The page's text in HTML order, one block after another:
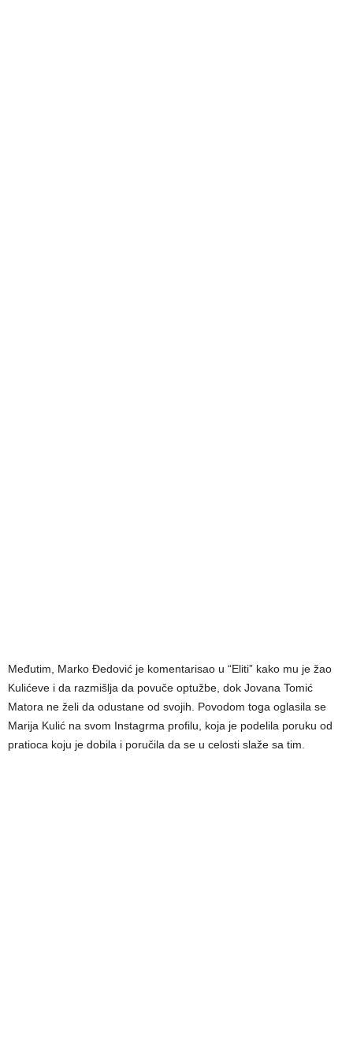
Međutim, Marko Đedović je komentarisao u “Eliti” kako mu je žao
Kulićeve i da razmišlja da povuče optužbe, dok Jovana Tomić
Matora ne želi da odustane od svojih. Povodom toga oglasila se
Marija Kulić na svom Instagrma profilu, koja je podelila poruku od
pratioca koju je dobila i poručila da se u celosti slaže sa tim.